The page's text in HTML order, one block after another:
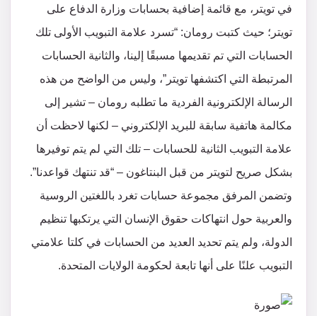
في تويتر، مع قائمة إضافية بحسابات وزارة الدفاع على
تويتر؛ حيث كتبت رومان: “تسرد علامة التبويب الأولى تلك
الحسابات التي تم تقديمها مسبقًا إلينا، والثانية الحسابات
المرتبطة التي اكتشفها تويتر”، وليس من الواضح من هذه
الرسالة الإلكترونية الفردية ما تطلبه رومان – تشير إلى
مكالمة هاتفية سابقة للبريد الإلكتروني – لكنها لاحظت أن
علامة التبويب الثانية للحسابات – تلك التي لم يتم توفيرها
بشكل صريح لتويتر من قبل البنتاغون – “قد تنتهك قواعدنا”.
وتضمن المرفق مجموعة حسابات تغرد باللغتين الروسية
والعربية حول انتهاكات حقوق الإنسان التي يرتكبها تنظيم
الدولة، ولم يتم تحديد العديد من الحسابات في كلتا علامتي
التبويب علنًا على أنها تابعة لحكومة الولايات المتحدة.